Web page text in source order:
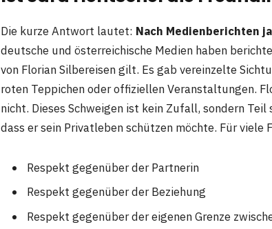
Die kurze Antwort lautet: Nach Medienberichten
deutsche und österreichische Medien haben
von Florian Silbereisen gilt. Es gab vereinzelte
roten Teppichen oder offiziellen Veranstaltungen.
nicht. Dieses Schweigen ist kein Zufall, sondern
dass er sein Privatleben schützen möchte. Für viele
Respekt gegenüber der Partnerin
Respekt gegenüber der Beziehung
Respekt gegenüber der eigenen Grenze